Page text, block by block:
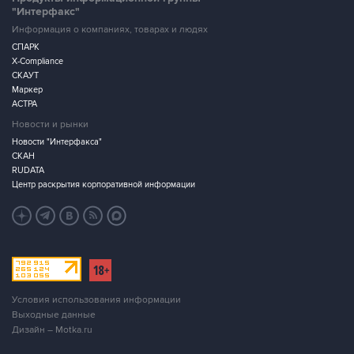
"Интерфакс"
Информация о компаниях, товарах и людях
СПАРК
X-Compliance
СКАУТ
Маркер
АСТРА
Новости и рынки
Новости "Интерфакса"
СКАН
RUDATA
Центр раскрытия корпоративной информации
Условия использования информации
Выходные данные
Дизайн – Motka.ru